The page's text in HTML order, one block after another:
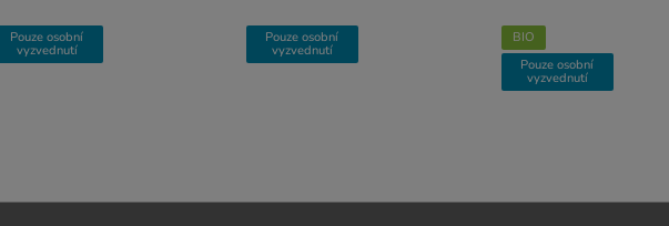
Pouze osobní
vyzvednutí
Pouze osobní
vyzvednutí
BIO
Pouze osobní
vyzvednutí